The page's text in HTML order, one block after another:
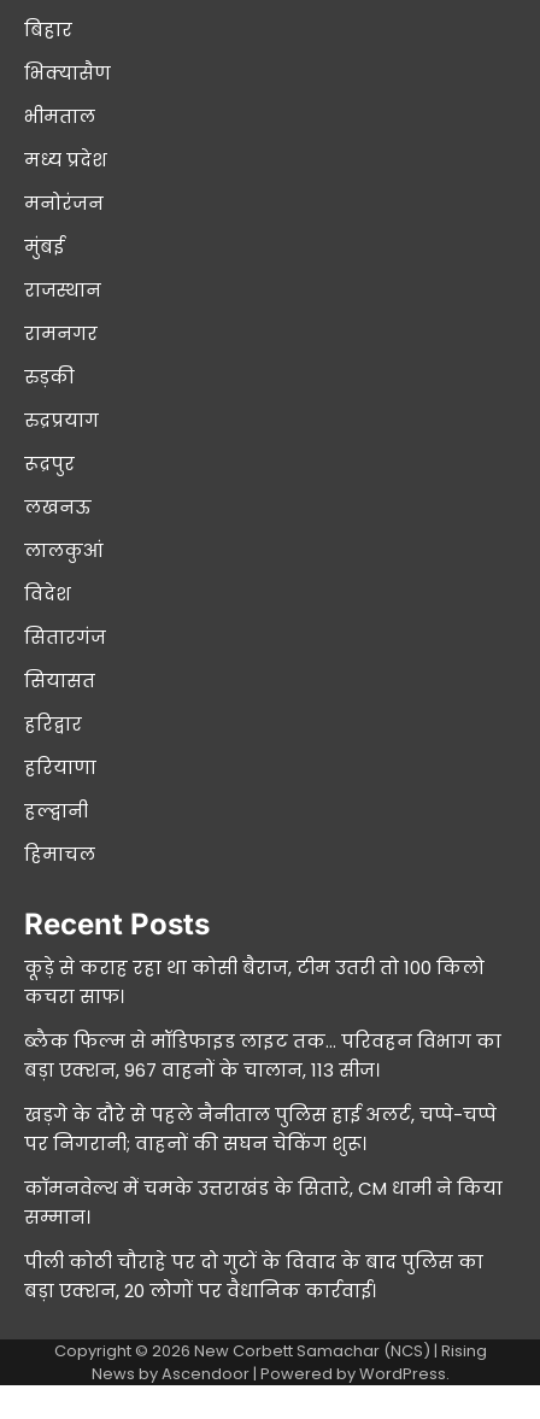
बिहार
भिक्यासैण
भीमताल
मध्य प्रदेश
मनोरंजन
मुंबई
राजस्थान
रामनगर
रुड़की
रुद्रप्रयाग
रूद्रपुर
लखनऊ
लालकुआं
विदेश
सितारगंज
सियासत
हरिद्वार
हरियाणा
हल्द्वानी
हिमाचल
Recent Posts
कूड़े से कराह रहा था कोसी बैराज, टीम उतरी तो 100 किलो
कचरा साफ।
ब्लैक फिल्म से मॉडिफाइड लाइट तक… परिवहन विभाग का
बड़ा एक्शन, 967 वाहनों के चालान, 113 सीज।
खड़गे के दौरे से पहले नैनीताल पुलिस हाई अलर्ट, चप्पे-चप्पे
पर निगरानी; वाहनों की सघन चेकिंग शुरू।
कॉमनवेल्थ में चमके उत्तराखंड के सितारे, CM धामी ने किया
सम्मान।
पीली कोठी चौराहे पर दो गुटों के विवाद के बाद पुलिस का
बड़ा एक्शन, 20 लोगों पर वैधानिक कार्रवाई।
Copyright © 2026 New Corbett Samachar (NCS) | Rising
News byAscendoor| Powered byWordPress.